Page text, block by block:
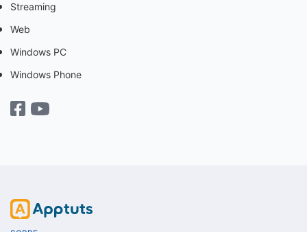
Streaming
Web
Windows PC
Windows Phone